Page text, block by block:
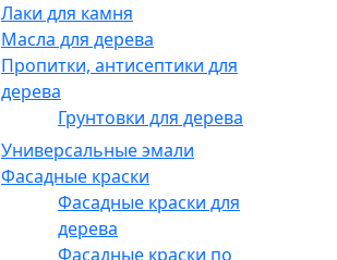
Лаки для камня
Масла для дерева
Пропитки, антисептики для
дерева
Грунтовки для дерева
Универсальные эмали
Фасадные краски
Фасадные краски для
дерева
Фасадные краски по